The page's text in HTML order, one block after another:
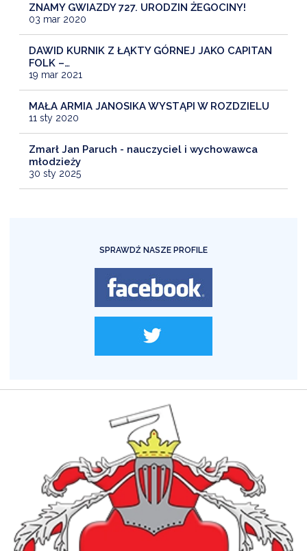
ZNAMY GWIAZDY 727. URODZIN ŻEGOCINY!
03 mar 2020
DAWID KURNIK Z ŁĄKTY GÓRNEJ JAKO CAPITAN
FOLK –…
19 mar 2021
MAŁA ARMIA JANOSIKA WYSTĄPI W ROZDZIELU
11 sty 2020
Zmarł Jan Paruch - nauczyciel i wychowawca
młodzieży
30 sty 2025
SPRAWDŹ NASZE PROFILE